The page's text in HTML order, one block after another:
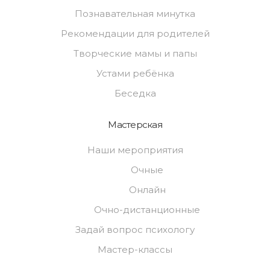
Познавательная минутка
Рекомендации для родителей
Творческие мамы и папы
Устами ребёнка
Беседка
Мастерская
Наши мероприятия
Очные
Онлайн
Очно-дистанционные
Задай вопрос психологу
Мастер-классы